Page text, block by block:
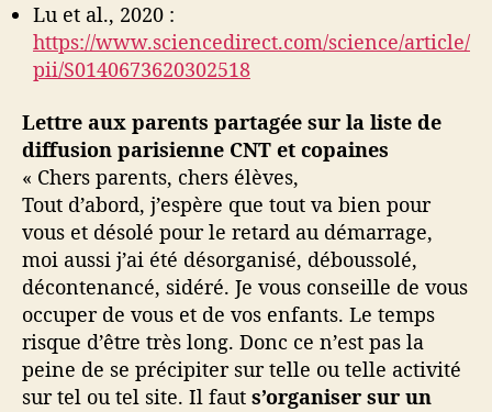
Lu et al., 2020 :
https://www.sciencedirect.com/science/article/
pii/S0140673620302518
Lettre aux parents partagée sur la liste de
diffusion parisienne CNT et copaines
« Chers parents, chers élèves,
Tout d’abord, j’espère que tout va bien pour
vous et désolé pour le retard au démarrage,
moi aussi j’ai été désorganisé, déboussolé,
décontenancé, sidéré. Je vous conseille de vous
occuper de vous et de vos enfants. Le temps
risque d’être très long. Donc ce n’est pas la
peine de se précipiter sur telle ou telle activité
sur tel ou tel site. Il faut s’organiser sur un